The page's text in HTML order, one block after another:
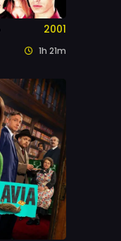
2001
1h 21m